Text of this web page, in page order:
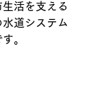
活を支える
道システム
。